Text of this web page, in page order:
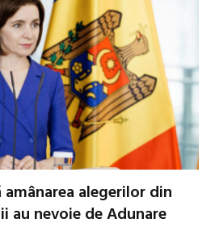
alegerilor din
au nevoie de Adunare